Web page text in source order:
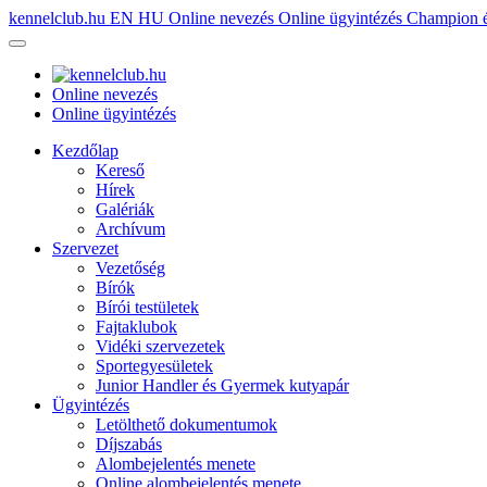
kennelclub.hu EN HU Online nevezés Online ügyintézés Champion
Online nevezés
Online ügyintézés
Kezdőlap
Kereső
Hírek
Galériák
Archívum
Szervezet
Vezetőség
Bírók
Bírói testületek
Fajtaklubok
Vidéki szervezetek
Sportegyesületek
Junior Handler és Gyermek kutyapár
Ügyintézés
Letölthető dokumentumok
Díjszabás
Alombejelentés menete
Online alombejelentés menete